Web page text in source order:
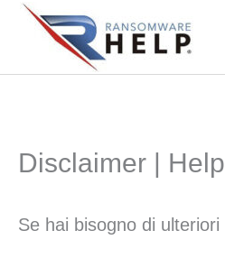
Disclaimer |
Se hai bisogno di